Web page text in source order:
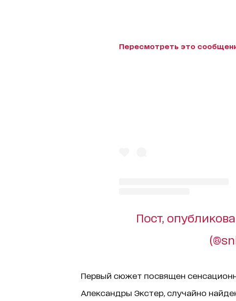
Пересмотреть это
Пост,
Первый сюжет посвящен
Александры Экстер, случайно